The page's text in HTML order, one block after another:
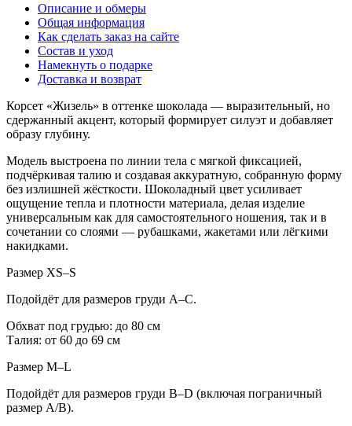
Описание и обмеры
Общая информация
Как сделать заказ на сайте
Состав и уход
Намекнуть о подарке
Доставка и возврат
Корсет «Жизель» в оттенке шоколада — выразительный, но
сдержанный акцент, который формирует силуэт и добавляет
образу глубину.
Модель выстроена по линии тела с мягкой фиксацией,
подчёркивая талию и создавая аккуратную, собранную форму
без излишней жёсткости. Шоколадный цвет усиливает
ощущение тепла и плотности материала, делая изделие
универсальным как для самостоятельного ношения, так и в
сочетании со слоями — рубашками, жакетами или лёгкими
накидками.
Размер XS–S
Подойдёт для размеров груди A–C.
Обхват под грудью: до 80 см
Талия: от 60 до 69 см
Размер M–L
Подойдёт для размеров груди B–D (включая пограничный
размер A/B).